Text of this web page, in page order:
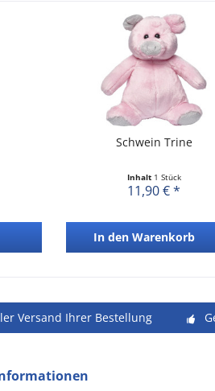
Schwein Trine
Inhalt 1 Stück
11,90 € *
In den Warenkorb
Versand Ihrer Bestellung